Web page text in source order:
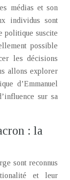
médias et son
individus sont
politique suscite
possible
les décisions
allons explorer
d’Emmanuel
sur sa
: la
sont reconnus
et leur